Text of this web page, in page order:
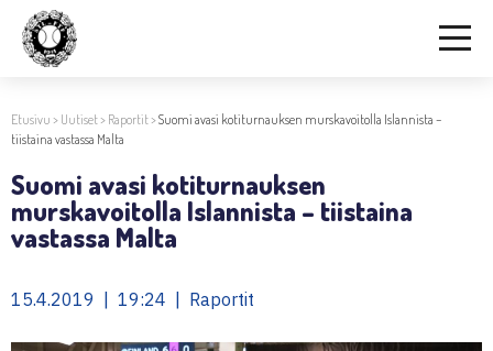
Etusivu > Uutiset> Raportit>Suomi avasi kotiturnauksen murskavoitolla Islannista –
tiistaina vastassa Malta
Suomi avasi kotiturnauksen
murskavoitolla Islannista – tiistaina
vastassa Malta
15.4.2019 | 19:24 | Raportit